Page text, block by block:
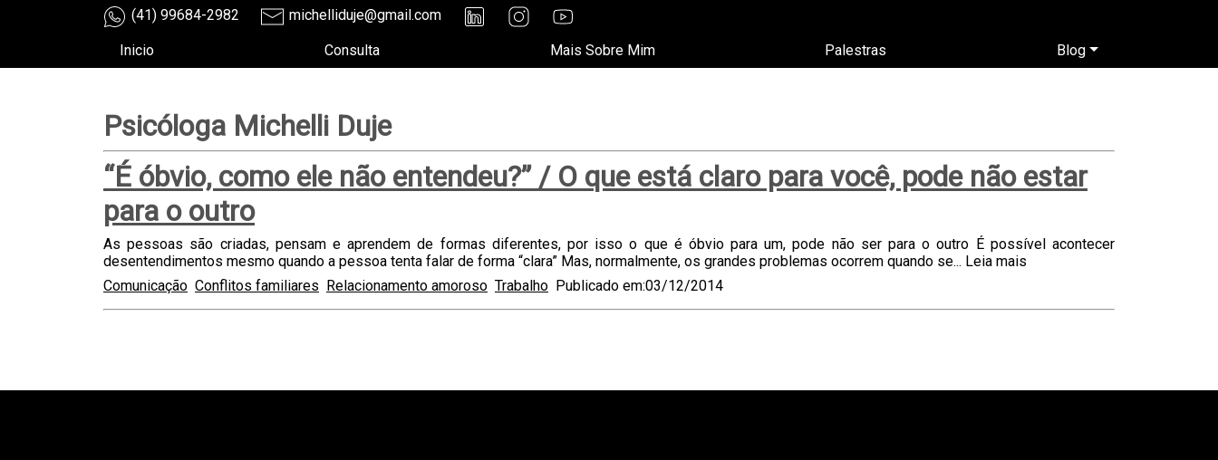
(41) 99684-2982 michelliduje@gmail.com
Inicio Consulta Mais Sobre Mim Palestras Blog
Psicóloga Michelli Duje
“É óbvio, como ele não entendeu?” / O que está claro para você, pode não estar
para o outro
As pessoas são criadas, pensam e aprendem de formas diferentes, por isso o que é óbvio para um, pode não ser para o outro É possível acontecer
desentendimentos mesmo quando a pessoa tenta falar de forma “clara” Mas, normalmente, os grandes problemas ocorrem quando se... Leia mais
Comunicação Conflitos familiares Relacionamento amoroso Trabalho Publicado em:03/12/2014